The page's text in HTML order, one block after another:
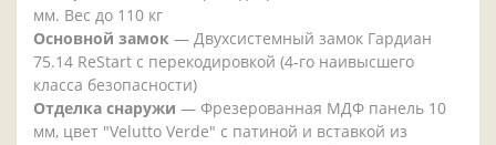
мм. Вес до 110 кг
Основной замок — Двухсистемный замок Гардиан
75.14 ReStart с перекодировкой (4-го наивысшего
класса безопасности)
Отделка снаружи — Фрезерованная МДФ панель 10
мм, цвет "Velutto Verde" с патиной и вставкой из